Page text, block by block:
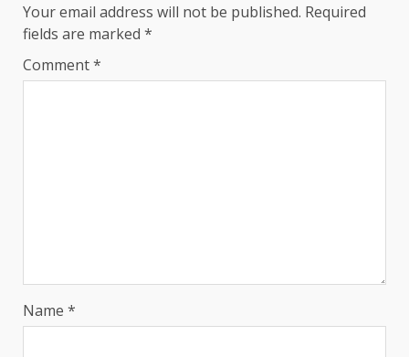
Your email address will not be published. Required
fields are marked *
Comment*
Name *